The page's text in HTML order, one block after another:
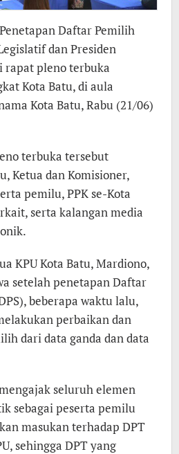
Penetapan Daftar Pemilih
dan Presiden
rapat pleno terbuka
Kota Batu, di aula
Kota Batu, Rabu (21/06)
terbuka tersebut
Ketua dan Komisioner,
pemilu, PPK se-Kota
serta kalangan media
KPU Kota Batu, Mardiono,
setelah penetapan Daftar
beberapa waktu lalu,
perbaikan dan
dari data ganda dan data
seluruh elemen
sebagai peserta pemilu
masukan terhadap DPT
sehingga DPT yang